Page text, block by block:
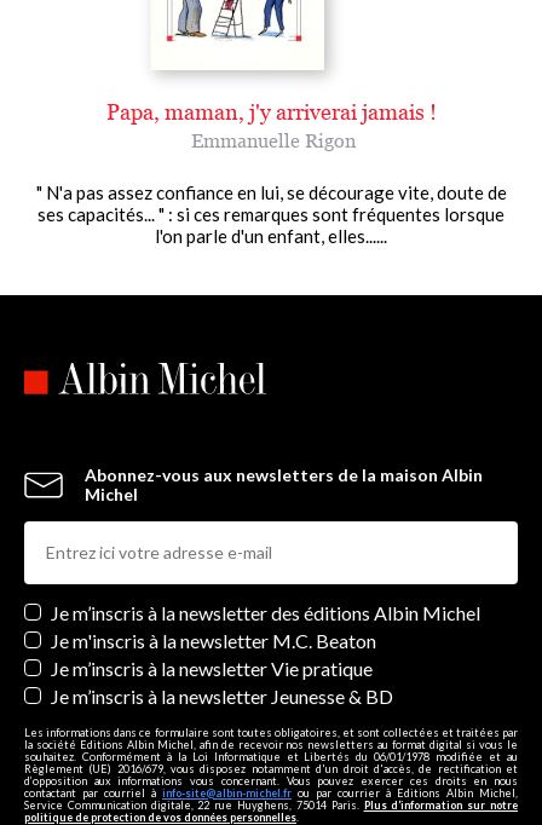
Papa, maman, j'y arriverai jamais !
Emmanuelle Rigon
" N'a pas assez confiance en lui, se décourage vite, doute de
ses capacités... " : si ces remarques sont fréquentes lorsque
l'on parle d'un enfant, elles......
Abonnez-vous aux newsletters de la maison Albin
Michel
Newsletters
Je m’inscris à la newsletter des éditions Albin Michel
Je m'inscris à la newsletter M.C. Beaton
Je m’inscris à la newsletter Vie pratique
Je m’inscris à la newsletter Jeunesse & BD
Les informations dans ce formulaire sont toutes obligatoires, et sont collectées et traitées par
la société Editions Albin Michel, afin de recevoir nos newsletters au format digital si vous le
souhaitez. Conformément à la Loi Informatique et Libertés du 06/01/1978 modifiée et au
Règlement (UE) 2016/679, vous disposez notamment d'un droit d'accès, de rectification et
d’opposition aux informations vous concernant. Vous pouvez exercer ces droits en nous
contactant par courriel à info-site@albin-michel.fr ou par courrier à Editions Albin Michel,
Service Communication digitale, 22 rue Huyghens, 75014 Paris. Plus d’information sur notre
politique de protection de vos données personnelles